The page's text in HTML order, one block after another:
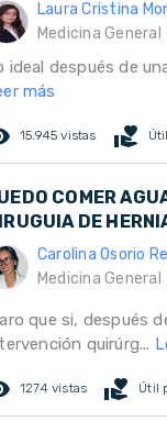
Laura Cristina
Medicina General
ideal después de
más
15.945 vistas volunteer_activism
COMER
DE
Carolina Osorio
Medicina General
que si, después
quirúrg...
1274 vistas volunteer_activism Útil